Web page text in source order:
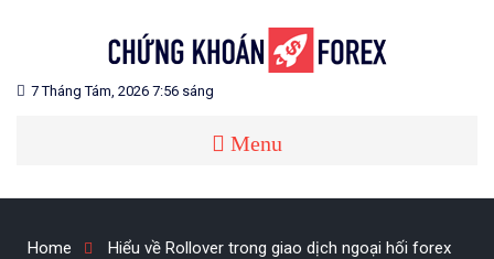
CHỨNG KHOÁN FOREX
Blog chia sẻ về Chứng Khoán và Forex
7 Tháng Tám, 2026 7:56 sáng
Menu
Home Hiểu về Rollover trong giao dịch ngoại hối forex